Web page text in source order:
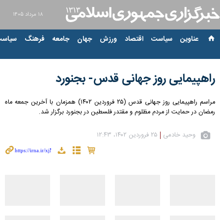
۱۸ مرداد ۱۴۰۵
عناوین‌ سیاست اقتصاد ورزش جهان جامعه فرهنگ
راهپیمایی روز جهانی قدس- بجنورد
مراسم راهپیمایی روز جهانی قدس (۲۵ فروردین ۱۴۰۲) همزمان با آخرین جمعه ماه
رمضان در حمایت از مردم مظلوم و مقتدر فلسطین در بجنورد برگزار شد.
وحید خادمی ۲۵ فروردین ۱۴۰۲، ۱۲:۴۳